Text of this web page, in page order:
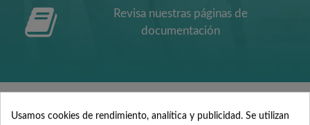
Revisa nuestras páginas de
documentación
Usamos cookies de rendimiento, analítica y publicidad. Se utilizan